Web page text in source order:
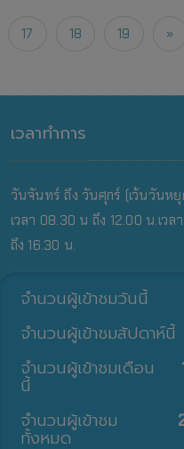
17 18 19 »
เวลาทำการ
วันจันทร์ ถึง วันศุกร์ (เว้นวันหยุ
เวลา 08.30 น ถึง 12.00 น.เวล
ถึง 16.30 น.
จำนวนผู้เข้าชมวันนี้
จำนวนผู้เข้าชมสัปดาห์นี้
จำนวนผู้เข้าชมเดือน
นี้
จำนวนผู้เข้าชม
ทั้งหมด